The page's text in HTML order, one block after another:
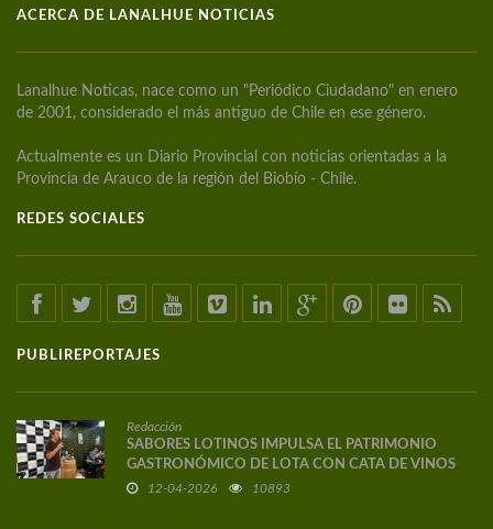
ACERCA DE LANALHUE NOTICIAS
Lanalhue Noticas, nace como un "Periódico Ciudadano" en enero
de 2001, considerado el más antiguo de Chile en ese género.
Actualmente es un Diario Provincial con noticias orientadas a la
Provincia de Arauco de la región del Biobío - Chile.
REDES SOCIALES
PUBLIREPORTAJES
Redacción
SABORES LOTINOS IMPULSA EL PATRIMONIO
GASTRONÓMICO DE LOTA CON CATA DE VINOS
DE AUTOR
12-04-2026 10893